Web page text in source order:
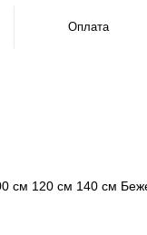
Оплата
см 120 см 140 см